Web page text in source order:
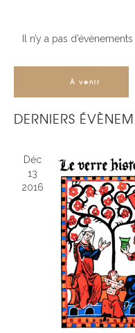
Il n’y a pas
À venir
une
DERNIERS
Déc
13
2016